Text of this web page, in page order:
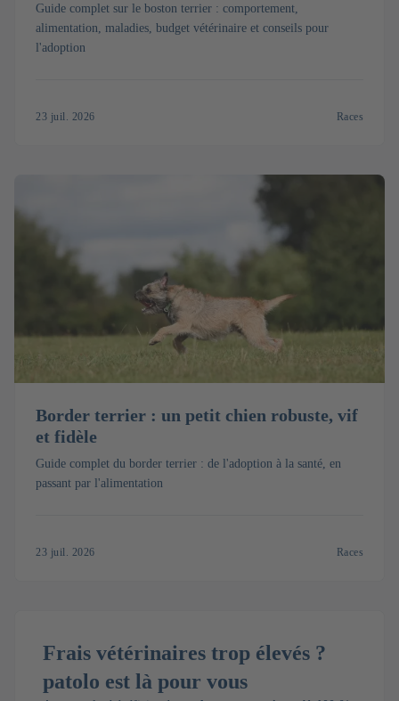
Guide complet sur le boston terrier : comportement,
alimentation, maladies, budget vétérinaire et conseils pour
l'adoption
23 juil. 2026 Races
Border terrier : un petit chien robuste, vif
et fidèle
Guide complet du border terrier : de l'adoption à la santé, en
passant par l'alimentation
23 juil. 2026 Races
Frais vétérinaires trop élevés ?
patolo est là pour vous